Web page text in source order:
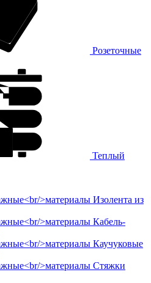
Розеточные
Теплый
Изолента из
Кабель-
Каучуковые
Стяжки